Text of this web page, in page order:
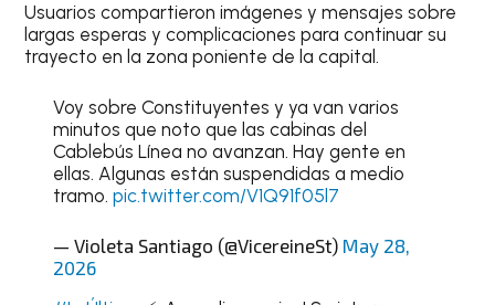
Usuarios compartieron imágenes y mensajes sobre
largas esperas y complicaciones para continuar su
trayecto en la zona poniente de la capital.
Voy sobre Constituyentes y ya van varios
minutos que noto que las cabinas del
Cablebús Línea no avanzan. Hay gente en
ellas. Algunas están suspendidas a medio
tramo. pic.twitter.com/V1Q91f05l7
— Violeta Santiago (@VicereineSt) May 28,
2026